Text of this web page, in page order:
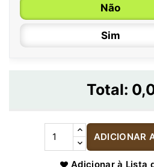
Não
Sim
Total:
ADICIONAR
Adicionar à Lista